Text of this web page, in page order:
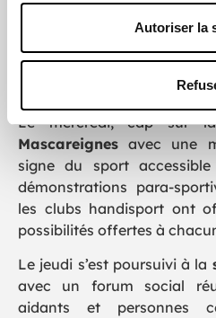
Autoriser la
autour d’un atelier
d’inclusion. Jeux, mises
ont permis d’explorer
Le mercredi, cap sur
Mascareignes avec une
signe du sport
démonstrations para-
les clubs handisport ont
possibilités offertes à
Le jeudi s’est poursuivi à la
avec un forum social
aidants et personnes